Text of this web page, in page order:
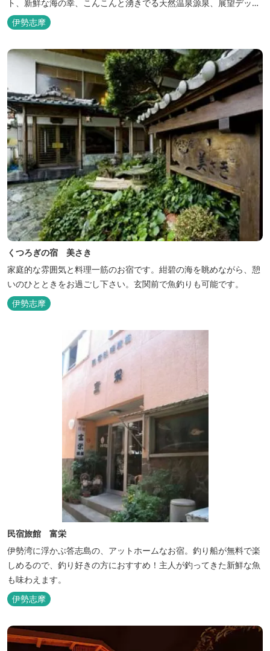
ト、新鮮な海の幸、こんこんと湧きでる天然温泉源泉、展望デッ
キ〜いじか灯台テラス〜からの眺望が自慢のリトリートホテル。
伊勢志摩
くつろぎの宿 美さき
家庭的な雰囲気と料理一筋のお宿です。紺碧の海を眺めながら、憩
いのひとときをお過ごし下さい。玄関前で魚釣りも可能です。
伊勢志摩
民宿旅館 富栄
伊勢湾に浮かぶ答志島の、アットホームなお宿。釣り船が無料で楽
しめるので、釣り好きの方におすすめ！主人が釣ってきた新鮮な魚
も味わえます。
伊勢志摩